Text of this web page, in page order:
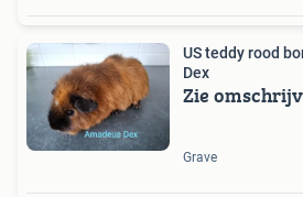
US teddy rood
Dex
Zie
Grave